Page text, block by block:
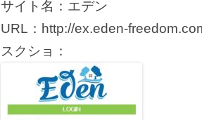
サイト名：エデン
URL：http://ex.eden-
スクショ：